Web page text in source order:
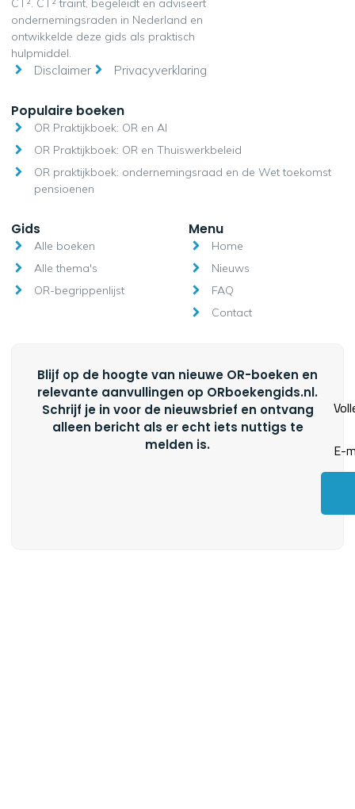
CT². CT² traint, begeleidt en adviseert
ondernemingsraden in Nederland en
ontwikkelde deze gids als praktisch
hulpmiddel.
Disclaimer Privacyverklaring
Populaire boeken
OR Praktijkboek: OR en AI
OR Praktijkboek: OR en Thuiswerkbeleid
OR praktijkboek: ondernemingsraad en de Wet toekomst
pensioenen
Gids
Alle boeken
Alle thema's
OR-begrippenlijst
Menu
Home
Nieuws
FAQ
Contact
Blijf op de hoogte van nieuwe OR-boeken en
relevante aanvullingen op ORboekengids.nl.
Schrijf je in voor de nieuwsbrief en ontvang
alleen bericht als er echt iets nuttigs te
melden is.